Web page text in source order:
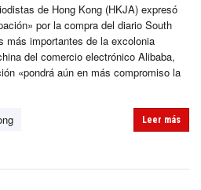
de Hong Kong (HKJA) expresó
por la compra del diario South
más importantes de la excolonia
del comercio electrónico Alibaba,
«pondrá aún en más compromiso la
Leer más